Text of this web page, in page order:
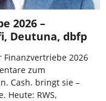
2026 –
Deutuna, dbfp
2026
zum
Cash. bringt sie –
Heute: RWS,